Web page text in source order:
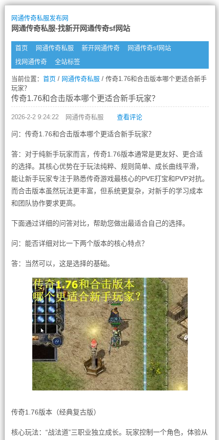
网通传奇私服发布网
网通传奇私服-找新开网通传奇sf网站
首页 网通传奇私服 新开网通传奇
网通传奇sf网站
找网通传奇
全站标签
当前位置： 首页/ 网通传奇私服 / 传奇1.76和合击版本哪个更适合新手
玩家？
传奇1.76和合击版本哪个更适合新手玩家？
2026-2-2 9:24:22 网通传奇私服 查看评论
问：传奇1.76和合击版本哪个更适合新手玩家？
答：对于纯新手玩家而言，传奇1.76版本通常是更友好、更合适
的选择。其核心优势在于玩法纯粹、规则简单、成长曲线平滑，
能让新手玩家专注于熟悉传奇游戏最核心的PVE打宝和PVP对抗。
而合击版本虽然玩法更丰富，但系统更复杂，对新手的学习成本
和团队协作要求更高。
下面通过详细的问答对比，帮助您做出最适合自己的选择。
问：能否详细对比一下两个版本的核心特点？
答：当然可以，这是选择的基础。
传奇1.76版本（经典复古版）
核心玩法：“战法道”三职业独立成长。玩家控制一个角色，体验从